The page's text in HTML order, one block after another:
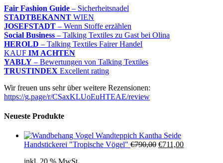
Fair Fashion Guide – Sicherheitsnadel
STADTBEKANNT WIEN
JOSEFSTADT – Wenn Stoffe erzählen
Social Business – Talking Textiles zu Gast bei Olina
HEROLD – Talking Textiles Fairer Handel
KAUF IM ACHTEN
YABLY – Bewertungen von Talking Textiles
TRUSTINDEX Excellent rating
Wir freuen uns sehr über weitere Rezensionen:
https://g.page/r/CSaxKLUoEuHTEAE/review
Neueste Produkte
Wandteppich Kantha Seide
Handstickerei "Tropische Vögel" €790,00 Ursprünglicher
€711,00Aktueller